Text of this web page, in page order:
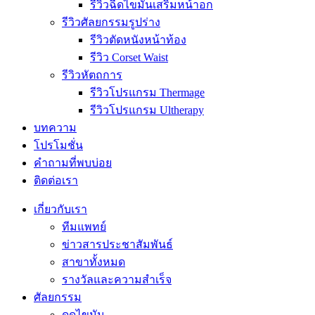
รีวิวฉีดไขมันเสริมหน้าอก
รีวิวศัลยกรรมรูปร่าง
รีวิวตัดหนังหน้าท้อง
รีวิว Corset Waist
รีวิวหัตถการ
รีวิวโปรแกรม Thermage
รีวิวโปรแกรม Ultherapy
บทความ
โปรโมชั่น
คำถามที่พบบ่อย
ติดต่อเรา
เกี่ยวกับเรา
ทีมแพทย์
ข่าวสารประชาสัมพันธ์
สาขาทั้งหมด
รางวัลและความสำเร็จ
ศัลยกรรม